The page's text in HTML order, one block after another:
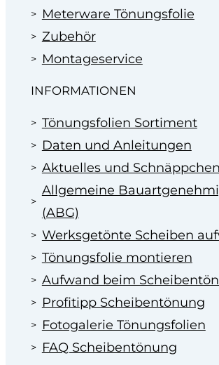
Meterware Tönungsfolie
Zubehör
Montageservice
INFORMATIONEN
Tönungsfolien Sortiment
Daten und Anleitungen
Aktuelles und Schnäppchen
Allgemeine
(ABG)
Werksgetönte Scheiben
Tönungsfolie montieren
Aufwand beim
Profitipp Scheibentönung
Fotogalerie Tönungsfolien
FAQ Scheibentönung